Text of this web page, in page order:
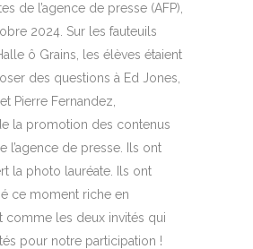
de l’agence de presse (AFP),
2024. Sur les fauteuils
ô Grains , les élèves étaient
des questions à Ed Jones,
Pierre Fernandez,
la promotion des contenus
l’agence de presse. Ils ont
la photo lauréate. Ils ont
ce moment riche en
comme les deux invités qui
pour notre participation !